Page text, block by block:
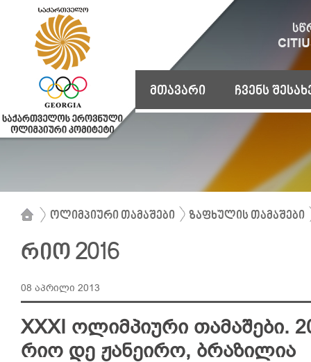
მთავარი ჩვენს
ოლიმპიური თამაშები ზაფხულის თამაშები
რიო 2016
08 აპრილი 2013
XXXI ოლიმპიური თამაშები.
რიო დე ჟანეირო, ბრაზილია